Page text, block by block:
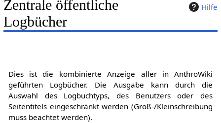
Hilfe
Zentrale öffentliche
Logbücher
Dies ist die kombinierte Anzeige aller in AnthroWiki
geführten Logbücher. Die Ausgabe kann durch die
Auswahl des Logbuchtyps, des Benutzers oder des
Seitentitels eingeschränkt werden (Groß-/Kleinschreibung
muss beachtet werden).